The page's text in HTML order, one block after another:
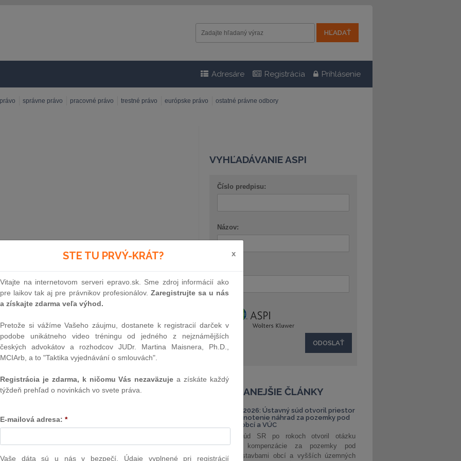
Adresáre Registrácia Prihlásenie
správne právo pracovné právo trestné právo európske právo ostatné právne odbory
ID: 6737
upozornenie pre užívateľov
porušenie práva Európskej
je členským štátom Európskej únie (ďalej len
mnohých výhod, ktoré jej z tohto postavenia plynú, je
spojené aj s množstvom povinností. Jedným z
porušenia práva EÚ môže byť aj vznik
členského štátu za škodu voči jednotlivcovi –
osobe.
práva EÚ však nie je len akademickou témou. V
možné stretnúť sa so stovkami prípadov, v ktorých boli
VYHĽADÁVANIE ASPI
Číslo predpisu:
Názov:
NAJČÍTANEJŠIE ČLÁNKY
PLz. ÚS 1/2026: Ústavný súd otvoril priestor
na prehodnotenie náhrad za pozemky pod
stavbami obcí a VÚC
Ústavný súd SR po rokoch otvoril otázku
primeranej kompenzácie za pozemky pod
verejnými stavbami obcí a vyšších územných
STE TU PRVÝ-KRÁT? x
Vitajte na internetovom serveri epravo.sk. Sme zdroj informácií ako
pre laikov tak aj pre právnikov profesionálov. Zaregistrujte sa u nás
a získajte zdarma veľa výhod.
Pretože si vážíme Vašeho záujmu, dostanete k registracií darček v
podobe unikátneho video tréningu od jedného z nejznámějších
českých advokátov a rozhodcov JUDr. Martina Maisnera, Ph.D.,
MCIArb, a to "Taktika vyjednávání o smlouvách".
Registrácia je zdarma, k ničomu Vás nezaväzuje a získáte každý
týždeň prehľad o novinkách vo svete práva.
E-mailová adresa: *
Vaše dáta sú u nás v bezpečí. Údaje vyplnené pri registrácií